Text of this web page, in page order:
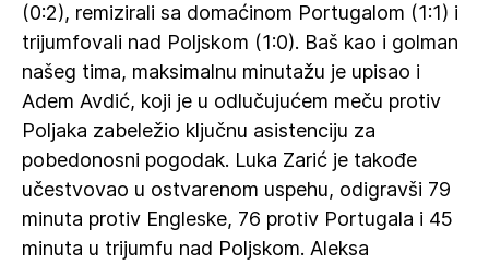
(0:2), remizirali sa domaćinom Portugalom (1:1) i
trijumfovali nad Poljskom (1:0). Baš kao i golman
našeg tima, maksimalnu minutažu je upisao i
Adem Avdić, koji je u odlučujućem meču protiv
Poljaka zabeležio ključnu asistenciju za
pobedonosni pogodak. Luka Zarić je takođe
učestvovao u ostvarenom uspehu, odigravši 79
minuta protiv Engleske, 76 protiv Portugala i 45
minuta u trijumfu nad Poljskom. Aleksa